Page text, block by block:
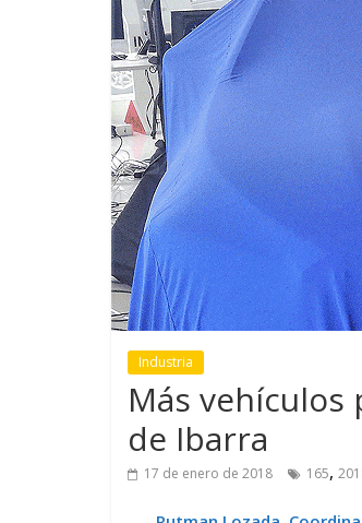
Industria
Más vehículos
de Ibarra
17 de enero de 2018 165,
Movilidad Varios
GM reafirma su
compromiso con movilidad
más segura y conectada